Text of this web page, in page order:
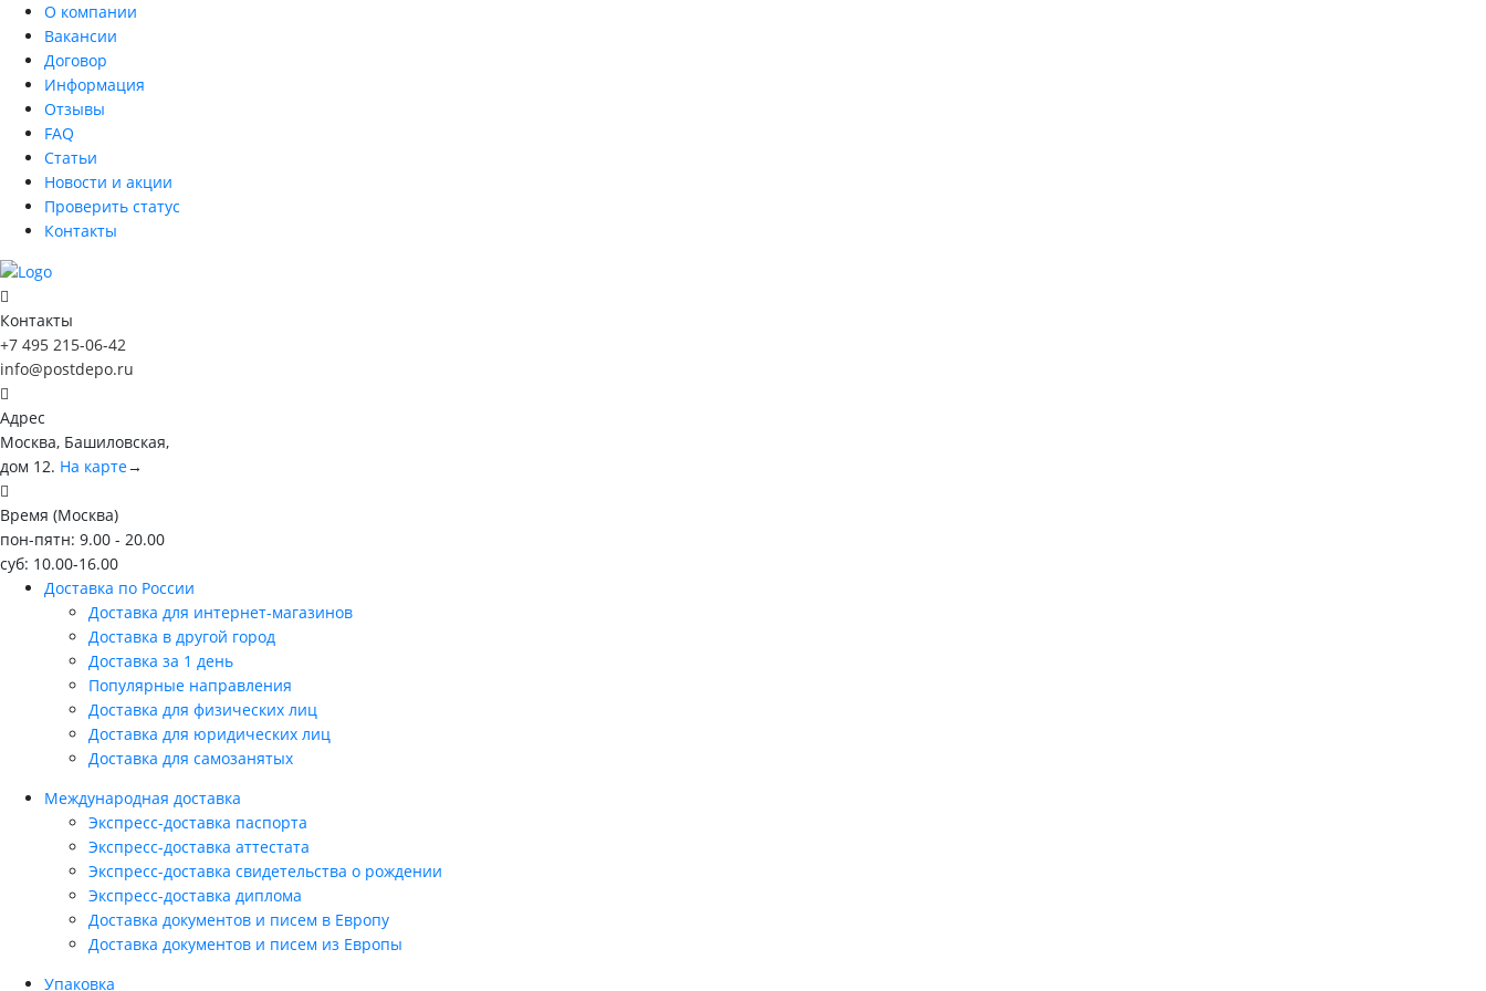
О компании
Вакансии
Договор
Информация
Отзывы
FAQ
Статьи
Новости и акции
Проверить статус
Контакты
Контакты
+7 495 215-06-42
info@postdepo.ru
Адрес
Москва, Башиловская,
дом 12. На карте→
Время (Москва)
пон-пятн: 9.00 - 20.00
суб: 10.00-16.00
Доставка по России
Доставка для интернет-магазинов
Доставка в другой город
Доставка за 1 день
Популярные направления
Доставка для физических лиц
Доставка для юридических лиц
Доставка для самозанятых
Международная доставка
Экспресс-доставка паспорта
Экспресс-доставка аттестата
Экспресс-доставка свидетельства о рождении
Экспресс-доставка диплома
Доставка документов и писем в Европу
Доставка документов и писем из Европы
Упаковка